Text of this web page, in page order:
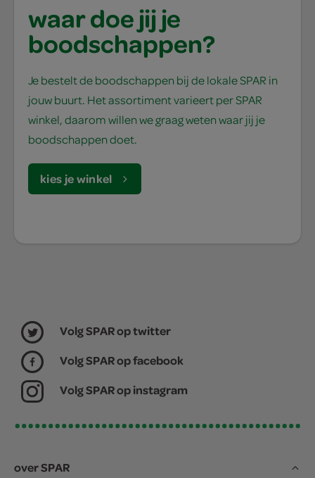
waar doe jij je
boodschappen?
Je bestelt de boodschappen bij de lokale SPAR in
jouw buurt. Het assortiment varieert per SPAR
winkel, daarom willen we graag weten waar jij je
boodschappen doet.
kies je winkel
Volg SPAR op twitter
Volg SPAR op facebook
Volg SPAR op instagram
over SPAR